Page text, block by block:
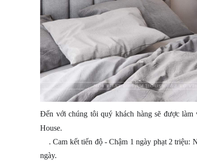
Đến với chúng tôi quý khách hàng sẽ được
House.
. Cam kết tiến độ - Chậm 1 ngày phạt 2 triệu:
ngày.